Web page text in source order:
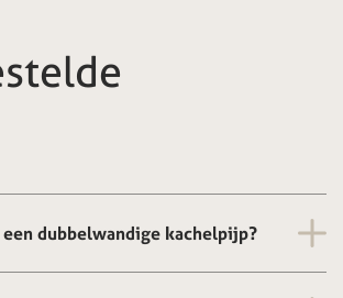
dubbelwandige kachelpijp?